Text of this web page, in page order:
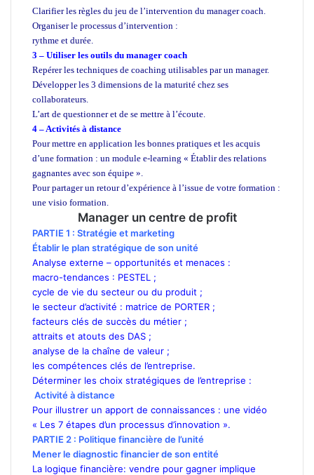
Clarifier les règles du jeu de l’intervention du manager coach.
Organiser le processus d’intervention :
rythme et durée.
3 – Utiliser les outils du manager coach
Repérer les techniques de coaching utilisables par un manager.
Développer les 3 dimensions de la maturité chez ses
collaborateurs.
L’art de questionner et de se mettre à l’écoute.
4 – Activités à distance
Pour mettre en application les bonnes pratiques et les acquis
d’une formation : un module e-learning « Établir des relations
gagnantes avec son équipe ».
Pour partager un retour d’expérience à l’issue de votre formation :
une visio formation.
Manager un centre de profit
PARTIE 1 : Stratégie et marketing
Établir le plan stratégique de son unité
Analyse externe – opportunités et menaces :
macro-tendances : PESTEL ;
cycle de vie du secteur ou du produit ;
le secteur d’activité : matrice de PORTER ;
facteurs clés de succès du métier ;
attraits et atouts des DAS ;
analyse de la chaîne de valeur ;
les compétences clés de l’entreprise.
Déterminer les choix stratégiques de l’entreprise :
Activité à distance
Pour illustrer un apport de connaissances : une vidéo
« Les 7 étapes d’un processus d’innovation ».
PARTIE 2 : Politique financière de l’unité
Mener le diagnostic financier de son entité
La logique financière: vendre pour gagner implique